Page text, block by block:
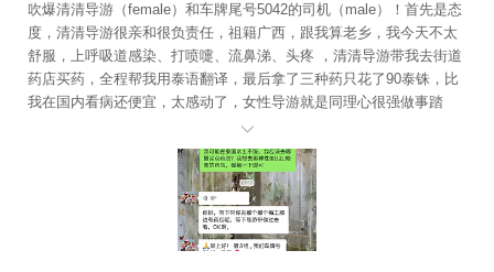
吹爆清清导游（female）和车牌尾号5042的司机（male）！首先是态
度，清清导游很亲和很负责任，祖籍广西，跟我算老乡，我今天不太
舒服，上呼吸道感染、打喷嚏、流鼻涕、头疼 ，清清导游带我去街道
药店买药，全程帮我用泰语翻译，最后拿了三种药只花了90泰铢，比
我在国内看病还便宜，太感动了，女性导游就是同理心很强做事踏
实，太棒了！然后是业务能力，清清导游很热情，我独自来泰国曼谷
玩，按理说没有人帮我拍照，找人拍次数多了有点尴尬，但是清清导
游全程主动拉着我拍照，拍的很好不踩雷，独行姐妹选她！再说司
机，全程跟导游配合，开车专心很稳，全程遵守交通规则，没有任何
不良习惯，服务态度很好！会在车门处扶着我们下车，今天玩的很开
